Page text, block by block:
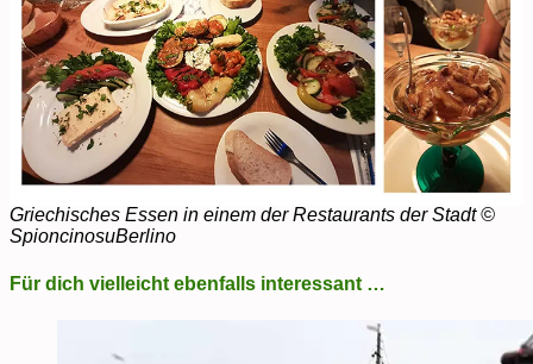
Griechisches Essen in einem der Restaurants der Stadt ©
SpioncinosuBerlino
Für dich vielleicht ebenfalls interessant …